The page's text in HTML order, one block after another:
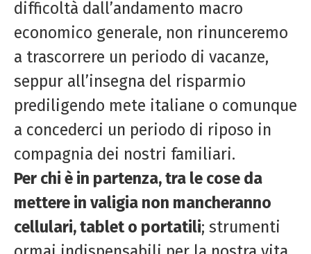
difficoltà dall’andamento macro
economico generale, non rinunceremo
a trascorrere un periodo di vacanze,
seppur all’insegna del risparmio
prediligendo mete italiane o comunque
a concederci un periodo di riposo in
compagnia dei nostri familiari.
Per chi è in partenza, tra le cose da
mettere in valigia non mancheranno
cellulari, tablet o portatili; strumenti